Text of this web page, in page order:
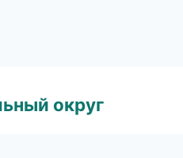
округ